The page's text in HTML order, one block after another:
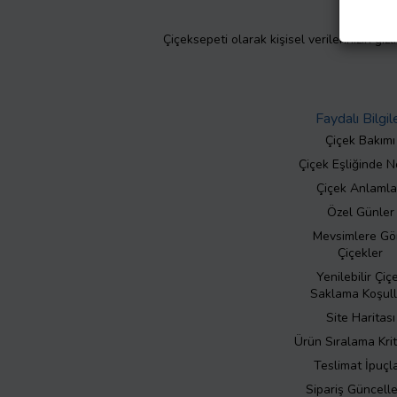
Çiçeksepeti olarak kişisel verilerinizin
Faydalı
Çiçek Bakımı
Çiçek Eşliğinde
Çiçek
Özel Günler
Mevsimlere
Çiçekler
Yenilebilir
Saklama
Site Haritası
Ürün Sıralama
Teslimat
Sipariş